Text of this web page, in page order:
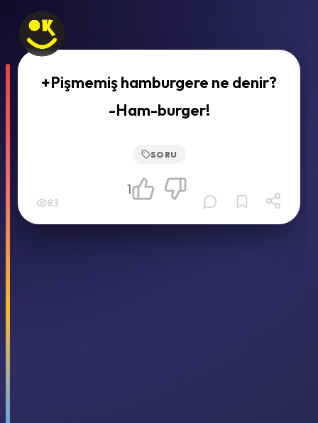
+Pişmemiş hamburgere ne denir?
-Ham-burger!
SORU
83
1